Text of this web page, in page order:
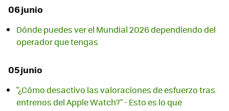
06 junio
Dónde puedes ver el Mundial 2026 dependiendo del
operador que tengas
05 junio
"¿Cómo desactivo las valoraciones de esfuerzo tras
entrenos del Apple Watch?" - Esto es lo que